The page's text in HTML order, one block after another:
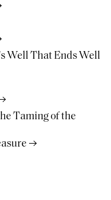
Well That Ends Well
Taming of the